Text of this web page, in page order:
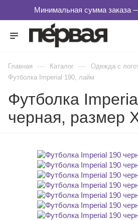
Главная — Каталог — Одежда с
Футболка Imperial 190, лайм
Футболка
черная, размер